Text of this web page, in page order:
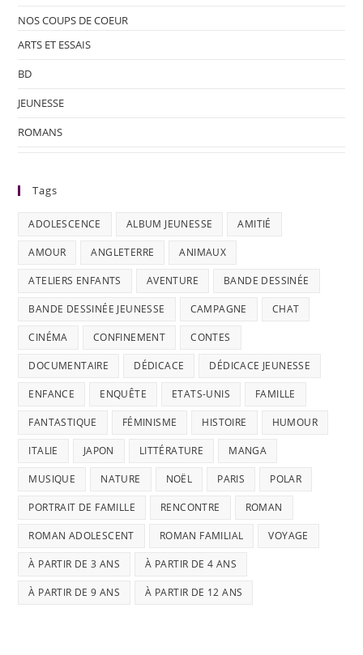
NOS COUPS DE COEUR
ARTS ET ESSAIS
BD
JEUNESSE
ROMANS
Tags
ADOLESCENCE ALBUM JEUNESSE AMITIÉ
AMOUR ANGLETERRE ANIMAUX
ATELIERS ENFANTS AVENTURE BANDE DESSINÉE
BANDE DESSINÉE JEUNESSE CAMPAGNE CHAT
CINÉMA CONFINEMENT CONTES
DOCUMENTAIRE DÉDICACE DÉDICACE JEUNESSE
ENFANCE ENQUÊTE ETATS-UNIS FAMILLE
FANTASTIQUE FÉMINISME HISTOIRE HUMOUR
ITALIE JAPON LITTÉRATURE MANGA
MUSIQUE NATURE NOËL PARIS POLAR
PORTRAIT DE FAMILLE RENCONTRE ROMAN
ROMAN ADOLESCENT ROMAN FAMILIAL VOYAGE
À PARTIR DE 3 ANS À PARTIR DE 4 ANS
À PARTIR DE 9 ANS À PARTIR DE 12 ANS